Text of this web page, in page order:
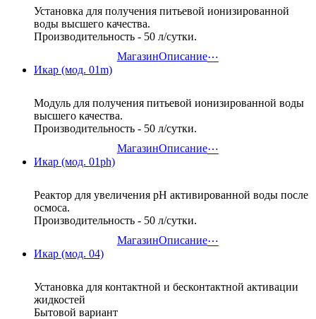
Установка для получения питьевой ионизированной
воды высшего качества.
Производительность - 50 л/сутки.
МагазинОписание⋯
Икар (мод. 01m)
Модуль для получения питьевой ионизированной воды
высшего качества.
Производительность - 50 л/сутки.
МагазинОписание⋯
Икар (мод. 01ph)
Реактор для увеличения рН активированной воды после
осмоса.
Производительность - 50 л/сутки.
МагазинОписание⋯
Икар (мод. 04)
Установка для контактной и бесконтактной активации
жидкостей
Бытовой вариант